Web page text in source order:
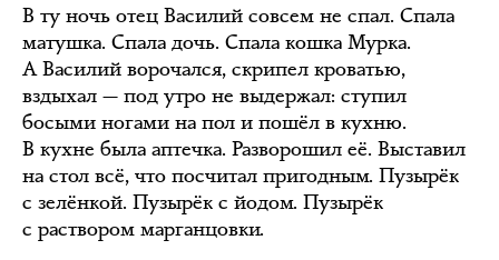
В ту ночь отец Василий совсем не спал. Спала
матушка. Спала дочь. Спала кошка Мурка.
А Василий ворочался, скрипел кроватью,
вздыхал — под утро не выдержал: ступил
босыми ногами на пол и пошёл в кухню.
В кухне была аптечка. Разворошил её. Выставил
на стол всё, что посчитал пригодным. Пузырёк
с зелёнкой. Пузырёк с йодом. Пузырёк
с раствором марганцовки.